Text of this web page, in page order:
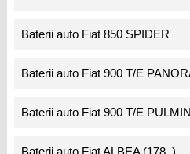
Baterii auto Fiat 850 SPIDER
Baterii auto Fiat 900 T/E
Baterii auto Fiat 900 T/E